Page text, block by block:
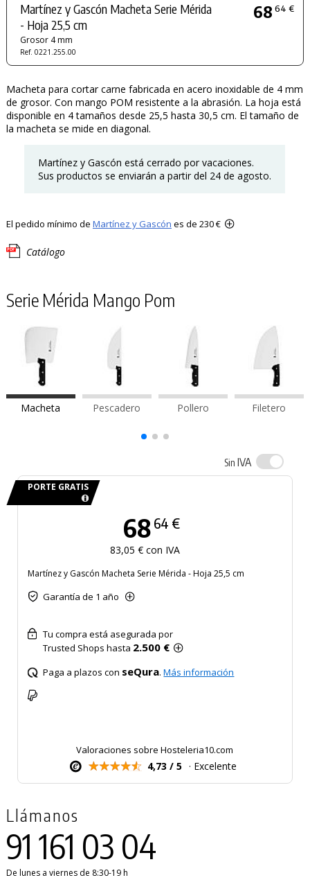
Martínez y Gascón Macheta Serie Mérida
- Hoja 25,5 cm
Grosor 4 mm
Ref. 0221.255.00
68 64 €
Macheta para cortar carne fabricada en acero inoxidable de 4 mm
de grosor. Con mango POM resistente a la abrasión. La hoja está
disponible en 4 tamaños desde 25,5 hasta 30,5 cm. El tamaño de
la macheta se mide en diagonal.
Martínez y Gascón está cerrado por vacaciones.
Sus productos se enviarán a partir del 24 de agosto.
El pedido mínimo de Martínez y Gascón es de 230 €
Catálogo
Serie Mérida Mango Pom
Macheta Pescadero Pollero Filetero
Sin IVA
PORTE GRATIS
68 64 €
83,05 € con IVA
Martínez y Gascón Macheta Serie Mérida - Hoja 25,5 cm
Garantía de 1 año
Tu compra está asegurada por
Trusted Shops hasta 2.500 €
Paga a plazos con seQura.Más información
Valoraciones sobre Hosteleria10.com
4,73 / 5 · Excelente
Llámanos
91 161 03 04
De lunes a viernes de 8:30-19 h